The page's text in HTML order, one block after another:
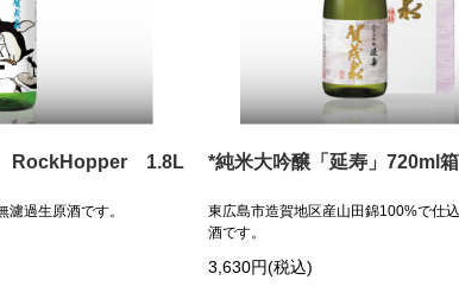
RockHopper 1.8L
過生原酒です。
*純米大吟醸「延寿」720ml
東広島市造賀地区産山田錦100%で仕
酒です。
3,630円(税込)